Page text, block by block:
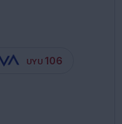
UYU 106